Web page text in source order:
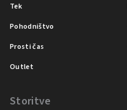
Tek
Pohodništvo
Prosti čas
Outlet
Storitve